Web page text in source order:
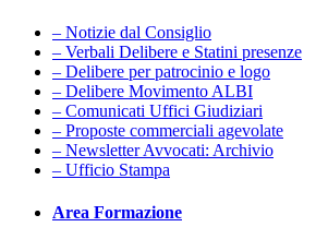
– Notizie dal Consiglio
– Verbali Delibere e Statini presenze
– Delibere per patrocinio e logo
– Delibere Movimento ALBI
– Comunicati Uffici Giudiziari
– Proposte commerciali agevolate
– Newsletter Avvocati: Archivio
– Ufficio Stampa
Area Formazione